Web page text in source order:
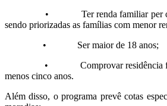
• Ter renda familiar per capita
sendo priorizadas as famílias com menor
• Ser maior de 18 anos;
• Comprovar residência fixa
menos cinco anos.
Além disso, o programa prevê cotas